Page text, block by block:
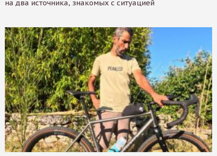
на два источника, знакомых с ситуацией